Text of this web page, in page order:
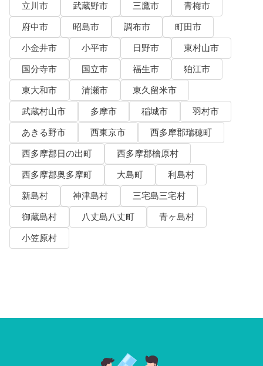
立川市
武蔵野市 三鷹市
青梅市
府中市
昭島市 調布市
町田市
小金井市
小平市 日野市
東村山市
国分寺市
国立市 福生市
狛江市
東大和市
清瀬市
東久留米市
武蔵村山市
多摩市 稲城市
羽村市
あきる野市
西東京市
西多摩郡瑞穂町
西多摩郡日の出町
西多摩郡檜原村
西多摩郡奥多摩町
大島町
利島村
新島村
神津島村
三宅島三宅村
御蔵島村
八丈島八丈町
青ヶ島村
小笠原村